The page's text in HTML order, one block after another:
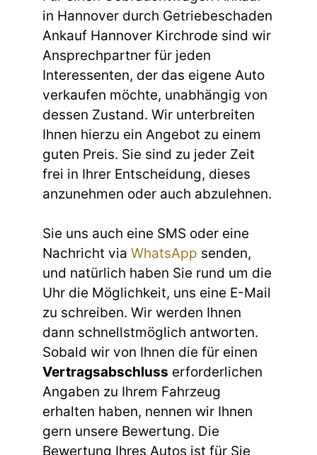
in Hannover durch Getriebeschaden
Ankauf Hannover Kirchrode sind wir
Ansprechpartner für jeden
Interessenten, der das eigene Auto
verkaufen möchte, unabhängig von
dessen Zustand. Wir unterbreiten
Ihnen hierzu ein Angebot zu einem
guten Preis. Sie sind zu jeder Zeit
frei in Ihrer Entscheidung, dieses
anzunehmen oder auch abzulehnen.
Sie uns auch eine SMS oder eine
Nachricht via WhatsApp senden,
und natürlich haben Sie rund um die
Uhr die Möglichkeit, uns eine E-Mail
zu schreiben. Wir werden Ihnen
dann schnellstmöglich antworten.
Sobald wir von Ihnen die für einen
Vertragsabschluss erforderlichen
Angaben zu Ihrem Fahrzeug
erhalten haben, nennen wir Ihnen
gern unsere Bewertung. Die
Bewertung Ihres Autos ist für Sie